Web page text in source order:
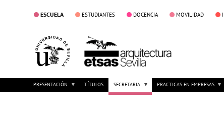
ESCUELA ESTUDIANTES DOCENCIA MOVILIDAD
PRESENTACIÓN TÍTULOS SECRETARIA PRACTICAS EN EMPRESAS